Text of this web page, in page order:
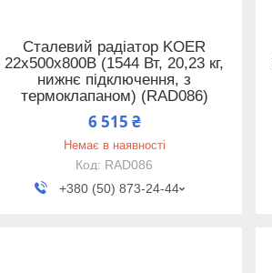
Сталевий радіатор KOER
22x500x800B (1544 Вт, 20,23 кг,
нижнє підключення, з
термоклапаном) (RAD086)
6 515 ₴
Немає в наявності
RAD086
+380 (50) 873-24-44